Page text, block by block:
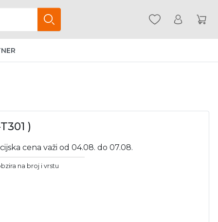
)
cena važi od 04.08. do 07.08.
na broj i vrstu